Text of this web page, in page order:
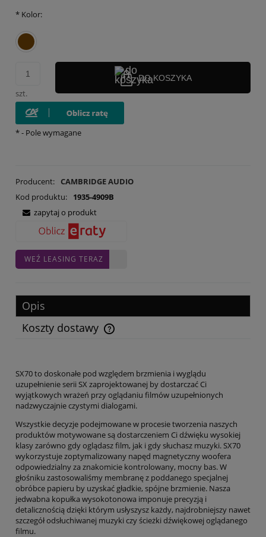
* Kolor:
szt.
DO KOSZYKA
*- Pole wymagane
Producent: CAMBRIDGE AUDIO
Kod produktu:
1935-4909B
zapytaj o produkt
WEŹ LEASING TERAZ
Opis
Koszty dostawy
Cena nie zawiera ewentualnych kosztów płatności
SX70 to doskonałe pod względem brzmienia i wyglądu
uzupełnienie serii SX zaprojektowanej by dostarczać Ci
wyjątkowych wrażeń przy oglądaniu filmów uzupełnionych
nadzwyczajnie czystymi dialogami.
Wszystkie decyzje podejmowane w procesie tworzenia naszych
produktów motywowane są dostarczeniem Ci dźwięku wysokiej
klasy zarówno gdy oglądasz film, jak i gdy słuchasz muzyki. SX70
wykorzystuje zoptymalizowany napęd magnetyczny woofera
odpowiedzialny za znakomicie kontrolowany, mocny bas. W
głośniku zastosowaliśmy membranę z poddanego specjalnej
obróbce papieru by uzyskać gładkie, spójne brzmienie. Nasza
jedwabna kopułka wysokotonowa imponuje precyzją i
detalicznością dzięki którym usłyszysz każdy, najdrobniejszy nawet
szczegół odsłuchiwanej muzyki czy ścieżki dźwiękowej oglądanego
filmu.